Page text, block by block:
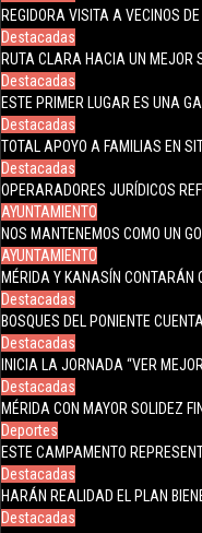
REGIDORA VISITA A VECINOS
Destacadas
RUTA CLARA HACIA UN MEJOR
Destacadas
ESTE PRIMER LUGAR ES UNA
Destacadas
TOTAL APOYO A FAMILIAS EN
Destacadas
OPERARADORES JURÍDICOS
AYUNTAMIENTO
NOS MANTENEMOS COMO UN
AYUNTAMIENTO
MÉRIDA Y KANASÍN CONTARÁN
Destacadas
BOSQUES DEL PONIENTE
Destacadas
INICIA LA JORNADA “VER
Destacadas
MÉRIDA CON MAYOR SOLIDEZ
Deportes
ESTE CAMPAMENTO
Destacadas
HARÁN REALIDAD EL PLAN
Destacadas